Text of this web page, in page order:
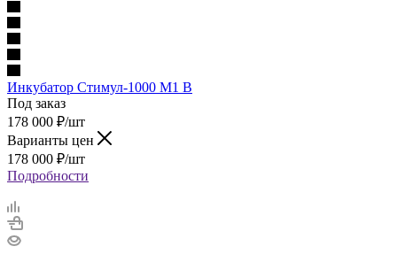
Инкубатор Стимул-1000 М1 В
Под заказ
178 000 ₽/шт
Варианты цен
178 000 ₽/шт
Подробности